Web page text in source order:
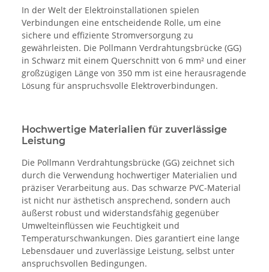
In der Welt der Elektroinstallationen spielen
Verbindungen eine entscheidende Rolle, um eine
sichere und effiziente Stromversorgung zu
gewährleisten. Die Pollmann Verdrahtungsbrücke (GG)
in Schwarz mit einem Querschnitt von 6 mm² und einer
großzügigen Länge von 350 mm ist eine herausragende
Lösung für anspruchsvolle Elektroverbindungen.
Hochwertige Materialien für zuverlässige
Leistung
Die Pollmann Verdrahtungsbrücke (GG) zeichnet sich
durch die Verwendung hochwertiger Materialien und
präziser Verarbeitung aus. Das schwarze PVC-Material
ist nicht nur ästhetisch ansprechend, sondern auch
äußerst robust und widerstandsfähig gegenüber
Umwelteinflüssen wie Feuchtigkeit und
Temperaturschwankungen. Dies garantiert eine lange
Lebensdauer und zuverlässige Leistung, selbst unter
anspruchsvollen Bedingungen.